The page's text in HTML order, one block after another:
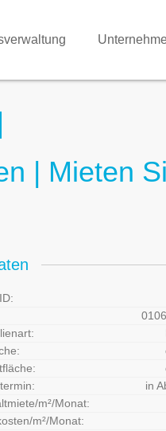
| Mieten
in
m²/Monat:
m²/Monat: